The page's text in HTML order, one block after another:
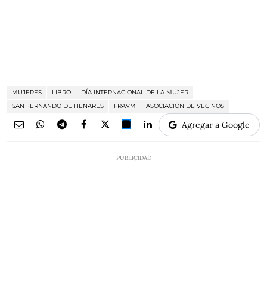
MUJERES LIBRO
DÍA INTERNACIONAL DE LA MUJER
SAN FERNANDO DE HENARES
FRAVM ASOCIACIÓN DE VECINOS
Agregar a Google